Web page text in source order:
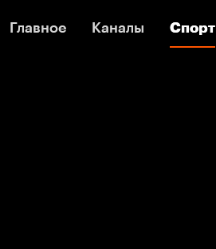
Главное Каналы Спорт
Главное Каналы Спорт